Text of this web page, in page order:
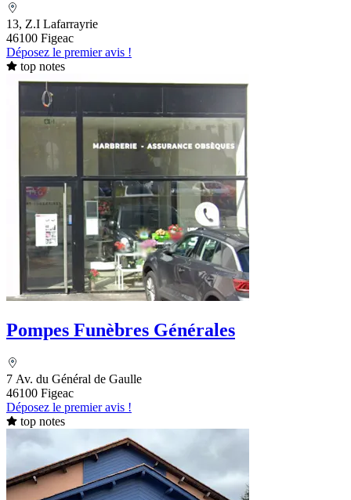
13, Z.I Lafarrayrie
46100 Figeac
Déposez le premier avis !
top notes
Pompes Funèbres Générales
7 Av. du Général de Gaulle
46100 Figeac
Déposez le premier avis !
top notes